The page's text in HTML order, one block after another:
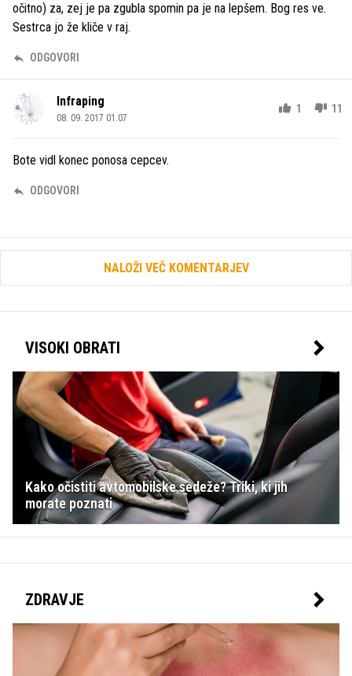
očitno) za, zej je pa zgubla spomin pa je na lepšem. Bog res ve.
Sestrca jo že kliče v raj.
ODGOVORI
Infraping
08. 09. 2017 01.07
1 11
Bote vidl konec ponosa cepcev.
ODGOVORI
NALOŽI VEČ KOMENTARJEV
VISOKI OBRATI
Kako očistiti avtomobilske sedeže? Triki, ki jih
morate poznati
ZDRAVJE